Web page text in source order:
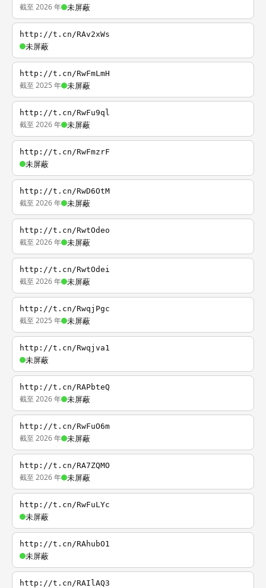
截至 2026 年 未屏蔽
http://t.cn/RAv2xWs
未屏蔽
http://t.cn/RwFmLmH
截至 2025 年 未屏蔽
http://t.cn/RwFu9ql
截至 2026 年 未屏蔽
http://t.cn/RwFmzrF
未屏蔽
http://t.cn/RwD6OtM
截至 2026 年 未屏蔽
http://t.cn/RwtOdeo
截至 2026 年 未屏蔽
http://t.cn/RwtOdei
截至 2026 年 未屏蔽
http://t.cn/RwqjPgc
截至 2025 年 未屏蔽
http://t.cn/Rwqjva1
未屏蔽
http://t.cn/RAPbteQ
截至 2026 年 未屏蔽
http://t.cn/RwFuO6m
截至 2026 年 未屏蔽
http://t.cn/RA7ZQMO
截至 2026 年 未屏蔽
http://t.cn/RwFuLYc
未屏蔽
http://t.cn/RAhubO1
未屏蔽
http://t.cn/RAIlAQ3